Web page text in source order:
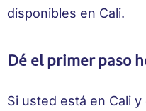
disponibles en Cali.
Dé el primer paso
Si usted está en Cali